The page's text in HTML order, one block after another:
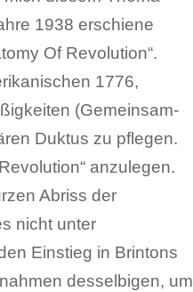
1938 erschiene
Of Revolution“.
1776,
(Gemeinsam-
Duktus zu pflegen.
anzulegen.
Abriss der
nicht unter
Einstieg in Brintons
desselbigen, um